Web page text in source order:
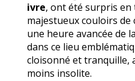
ivre, ont été surpris en
majestueux couloirs de
une heure avancée de
dans ce lieu
cloisonné et tranquille,
moins insolite.